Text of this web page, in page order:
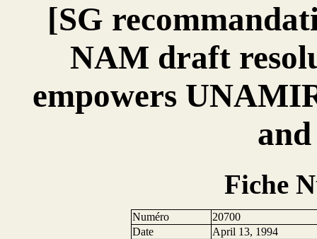
[SG
NAM draft
empowers
Fiche
Numéro
20700
Date
April 13, 1994